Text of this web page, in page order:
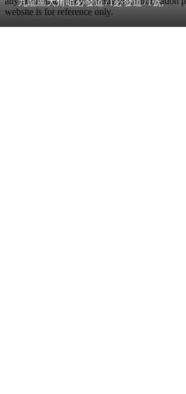
九龍區大角咀必發道71必發道71號,
website is for reference only.